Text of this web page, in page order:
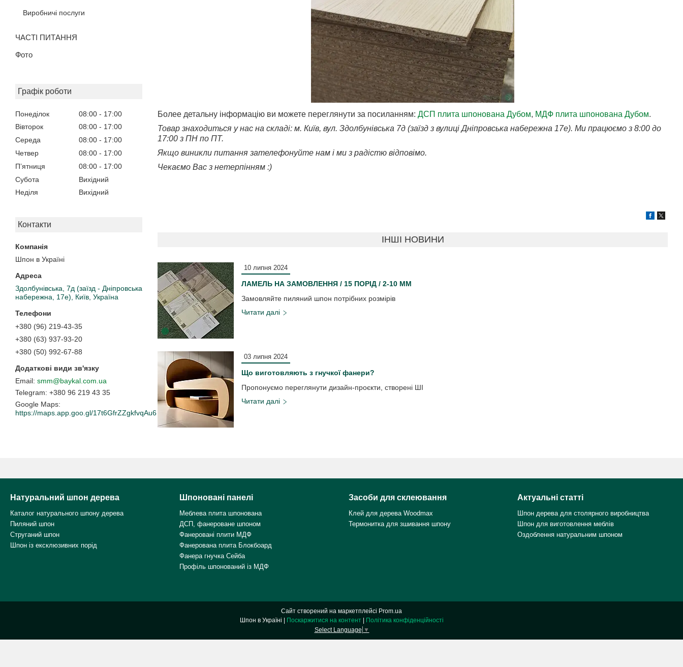
Виробничі послуги
ЧАСТІ ПИТАННЯ
Фото
Графік роботи
Понеділок 08:00
17:00
Вівторок
08:00
17:00
Середа
08:00
17:00
Четвер
08:00
17:00
Пʼятниця
08:00
17:00
Субота
Вихідний
Неділя
Вихідний
Контакти
Шпон в Україні
Здолбунівська, 7д (заїзд - Дніпровська
набережна, 17е), Київ, Україна
+380 (96) 219-43-35
+380 (63) 937-93-20
+380 (50) 992-67-88
smm@baykal.com.ua
+380 96 219 43 35
Google Maps
https://maps.app.goo.gl/17t6GfrZZgkfvqAu6
Более детальну інформацію ви можете переглянути за посиланням: ДСП плита шпонована Дубом, МДФ плита шпонована Дубом.
Товар знаходиться у нас на складі: м. Київ, вул. Здолбунівська 7д (заїзд з вулиці Дніпровська набережна 17е). Ми працюємо з 8:00 до
17:00 з ПН по ПТ.
Якщо виникли питання зателефонуйте нам і ми з радістю відповімо.
Чекаємо Вас з нетерпінням :)
ІНШІ НОВИНИ
10 липня 2024
ЛАМЕЛЬ НА ЗАМОВЛЕННЯ / 15 ПОРІД / 2-10 ММ
Замовляйте пиляний шпон потрібних розмірів
03 липня 2024
Що виготовляють з гнучкої фанери?
Пропонуємо переглянути дизайн-проєкти, створені ШІ
Натуральний шпон дерева
Каталог натурального шпону дерева
Пиляний шпон
Струганий шпон
Шпон із ексклюзивних порід
Шпоновані панелі
Меблева плита шпонована
ДСП, фанероване шпоном
Фанеровані плити МДФ
Фанерована плита Блокбоард
Фанера гнучка Сейба
Профіль шпонований із МДФ
Засоби для склеювання
Клей для дерева Woodmax
Термонитка для зшивання шпону
Актуальні статті
Шпон дерева для столярного виробництва
Шпон для виготовлення меблів
Оздоблення натуральним шпоном
Сайт створений на маркетплейсі Prom.ua
Шпон в Україні | Поскаржитися на контент | Політика конфіденційності
Select Language ▼